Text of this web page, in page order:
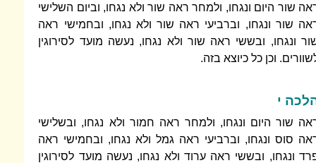
שור היום ונגחו, ולמחר ראה שור ולא נגחו, וביום השלישי
שור ונגחו, וברביעי ראה שור ולא נגחו, ובחמישי ראה
ונגחו, ובששי ראה שור ולא נגחו, נעשה מועד לסירוגין
וכן כל כיוצא בזה.
י
שור היום ונגחו, ולמחר ראה חמור ולא נגחו, ובשלישי
סוס ונגחו, וברביעי ראה גמל ולא נגחו, ובחמישי ראה
ונגחו, ובששי ראה ערוד ולא נגחו, נעשה מועד לסירוגין